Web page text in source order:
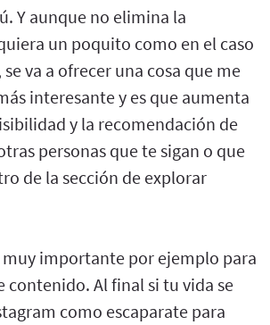
Y aunque no elimina la
un poquito como en el caso
va a ofrecer una cosa que me
interesante y es que aumenta
y la recomendación de
personas que te sigan o que
de la sección de explorar
muy importante por ejemplo para
contenido. Al final si tu vida se
como escaparate para